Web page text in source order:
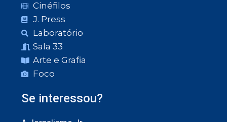
Cinéfilos
J. Press
Laboratório
Sala 33
Arte e Grafia
Foco
Se interessou?